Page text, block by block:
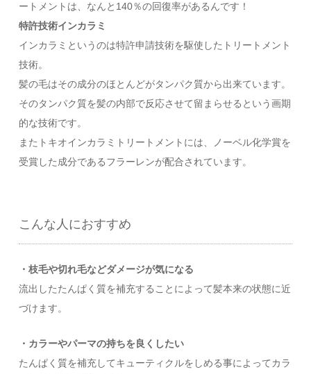
ートメントは、なんと140％の回復率があるんです！
特許技術インカラミ
インカラミというのは特許申請技術を駆使したトリートメント
技術。
髪の毛はその成分のほとんどがタンパク質から出来ています。
そのタンパク質を髪の内部で反応させて留まらせるという画期
的な技術です。
またトキオインカラミトリートメントには、ノーベル化学賞を
受賞した成分であるフラーレンが配合されています。
こんな人におすすめ
・枝毛や切れ毛などダメージが気になる
流出したたんぱく質を補充することによって髪本来の状態に近
づけます。
・カラーやパーマの持ちを良くしたい
たんぱく質を補充してキューティクルをしめる事によってカラ